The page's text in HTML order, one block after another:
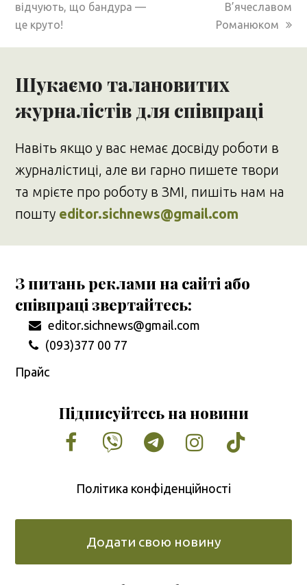
відчують, що бандура —
це круто!
В’ячеславом
Романюком
Шукаємо талановитих
журналістів для співпраці
Навіть якщо у вас немає досвіду роботи в
журналістиці, але ви гарно пишете твори
та мрієте про роботу в ЗМІ, пишіть нам на
пошту editor.sichnews@gmail.com
З питань реклами на сайті або
співпраці звертайтесь:
editor.sichnews@gmail.com
(093)377 00 77
Прайс
Підписуйтесь на новини
Facebook
VimeoTumblrInstagram
Tiktok
Політика конфіденційності
Додати свою новину